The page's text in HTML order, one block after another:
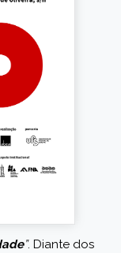
”. Diante dos